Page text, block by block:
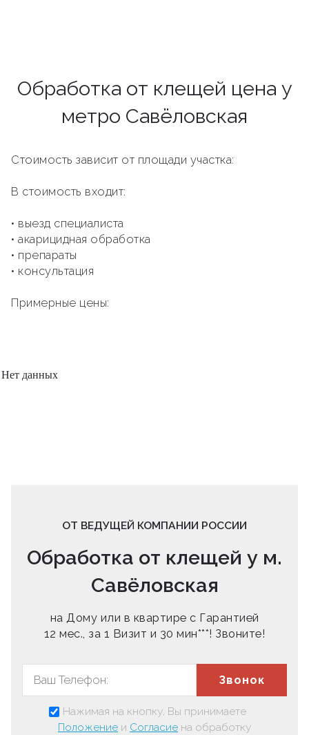
Обработка от клещей цена у
метро Савёловская
Стоимость зависит от площади участка:
В стоимость входит:
• выезд специалиста
• акарицидная обработка
• препараты
• консультация
Примерные цены:
Нет данных
ОТ ВЕДУЩЕЙ КОМПАНИИ РОССИИ
Обработка от клещей у м.
Савёловская
на Дому или в квартире с Гарантией
12 мес., за 1 Визит и 30 мин***! Звоните!
Звонок
Нажимая на кнопку, Вы принимаете
Положение и Согласие на обработку